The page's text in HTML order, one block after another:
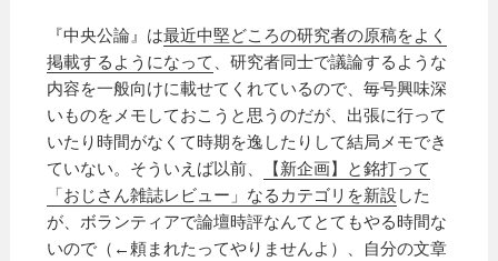
『中央公論』は最近中堅どころの研究者の原稿をよく
掲載するようになって 、研究者同士で議論するような
内容を一般向けに載せてくれているので、毎号興味深
いものをメモしておこうと思うのだが、出張に行って
いたり時間がなくて時期を逸したりして結局メモでき
ていない。そういえば以前、
【新企画】と銘打って
「おじさん雑誌レビュー」なるカテゴリを新設 した
が、ボランティアで論壇時評なんてとてもやる時間な
いので（←頼まれたってやりませんよ）、自分の文章